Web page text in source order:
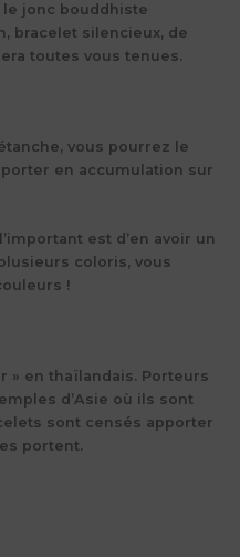
jonc bouddhiste
bracelet silencieux, de
toutes vous tenues.
vous pourrez le
en accumulation sur
est d’en avoir un
coloris, vous
!
» en thaïlandais. Porteurs
d’Asie où ils sont
sont censés apporter
portent.